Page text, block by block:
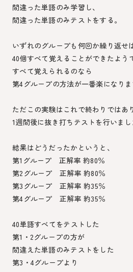
間違った単語のみ学習し、
間違った単語のみテストをする。
いずれのグループも何回か繰り返せ
40個すべて覚えることができたよう
すべて覚えられるのなら
第4グループの方法が一番楽になりま
ただこの実験はこれで終わりではあ
1週間後に抜き打ちテストを行いまし
結果はどうだったかというと、
第1グループ 正解率 約80％
第2グループ 正解率 約80％
第3グループ 正解率 約35％
第4グループ 正解率 約35％
40単語すべてをテストした
第1・2グループの方が
間違えた単語のみテストをした
第3・4グループより